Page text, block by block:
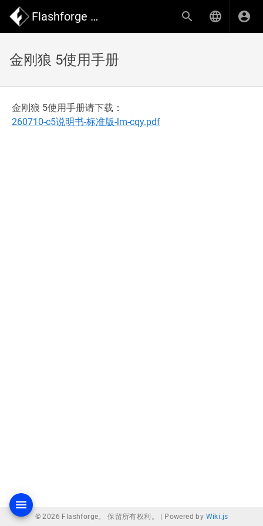
Flashforge Wiki
金刚狼 5使用手册
金刚狼 5使用手册请下载：
260710-c5说明书-标准版-lm-cqy.pdf
© 2026 Flashforge。 保留所有权利。 | Powered by Wiki.js